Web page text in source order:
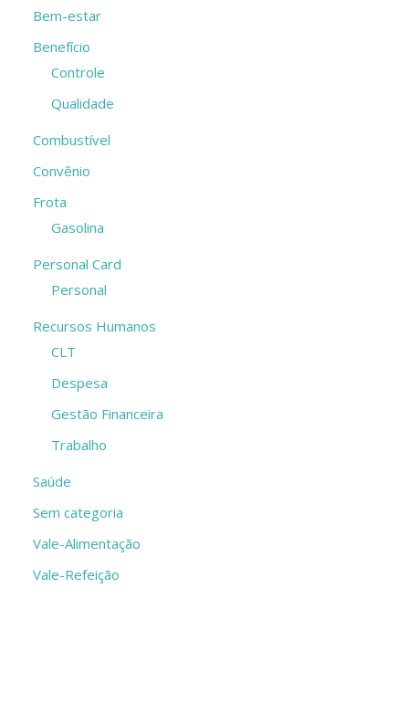
Bem-estar
Benefício
Controle
Qualidade
Combustível
Convênio
Frota
Gasolina
Personal Card
Personal
Recursos Humanos
CLT
Despesa
Gestão Financeira
Trabalho
Saúde
Sem categoria
Vale-Alimentação
Vale-Refeição